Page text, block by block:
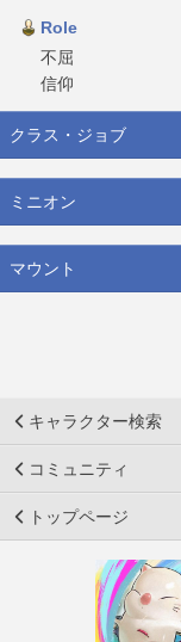
Role
不屈
信仰
クラス・ジョブ
ミニオン
マウント
キャラクター検索
コミュニティ
トップページ